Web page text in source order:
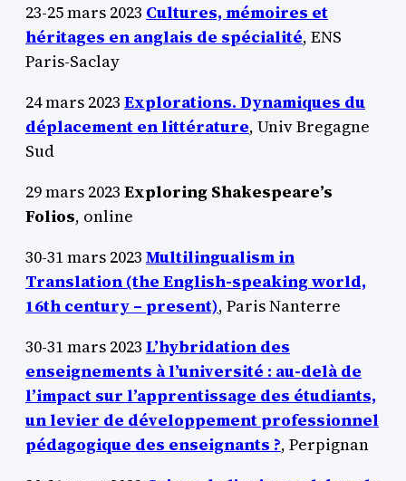
23-25 mars 2023 Cultures, mémoires et
héritages en anglais de spécialité, ENS
Paris-Saclay
24 mars 2023 Explorations. Dynamiques du
déplacement en littérature, Univ Bregagne
Sud
29 mars 2023 Exploring Shakespeare’s
Folios, online
30-31 mars 2023 Multilingualism in
Translation (the English-speaking world,
16th century – present), Paris Nanterre
30-31 mars 2023 L’hybridation des
enseignements à l’université : au-delà de
l’impact sur l’apprentissage des étudiants,
un levier de développement professionnel
pédagogique des enseignants ?, Perpignan